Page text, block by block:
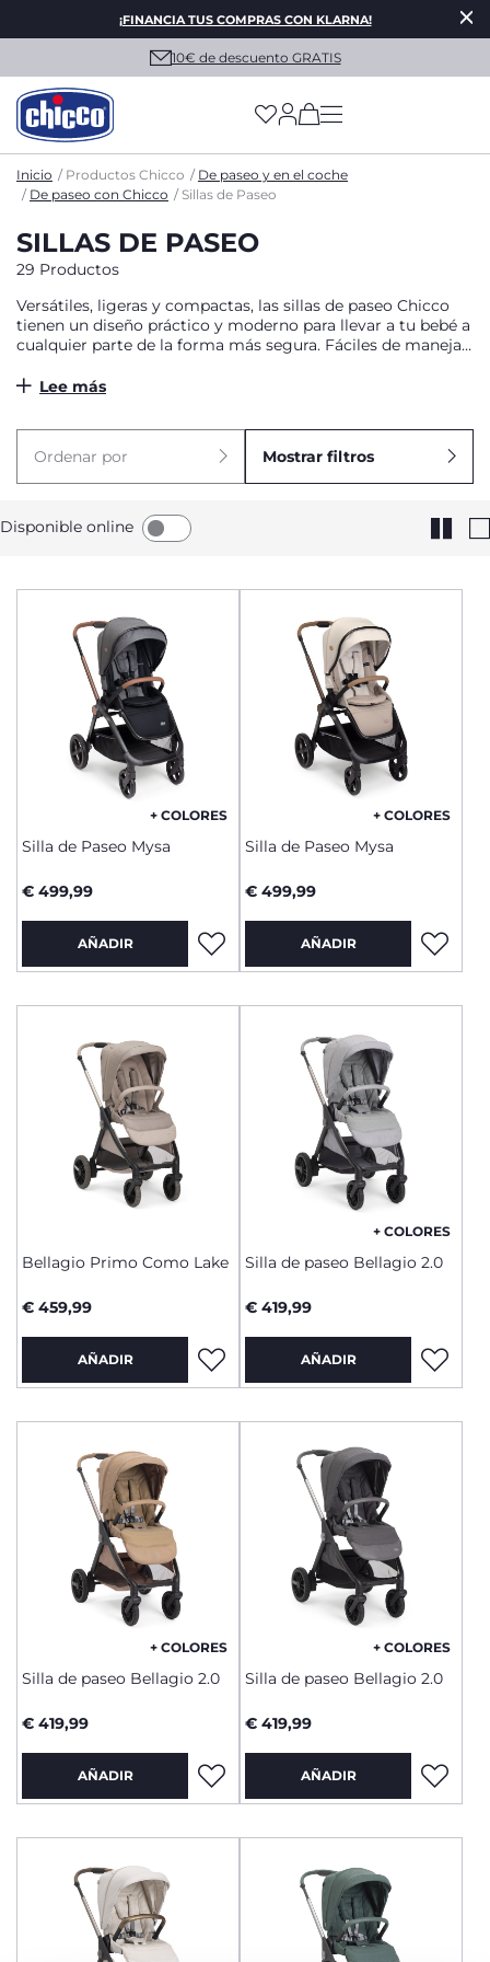
¡FINANCIA TUS COMPRAS CON KLARNA!
10€ de descuento GRATIS
(has more options
Inicio Productos Chicco
De paseo y en el coche
De paseo con Chicco
Sillas de Paseo
SILLAS DE PASEO
29 Productos
Versátiles, ligeras y compactas, las sillas de paseo Chicco
tienen un diseño práctico y moderno para llevar a tu bebé a
cualquier parte de la forma más segura. Fáciles de manejar
Lee más
Ordenar por Mostrar filtros
Disponible online
+ COLORES
Silla de Paseo Mysa
€ 499,99
AÑADIR
+ COLORES
Silla de Paseo Mysa
€ 499,99
AÑADIR
Bellagio Primo Como Lake
€ 459,99
AÑADIR
+ COLORES
Silla de paseo Bellagio 2.0
€ 419,99
AÑADIR
+ COLORES
Silla de paseo Bellagio 2.0
€ 419,99
AÑADIR
+ COLORES
Silla de paseo Bellagio 2.0
€ 419,99
AÑADIR